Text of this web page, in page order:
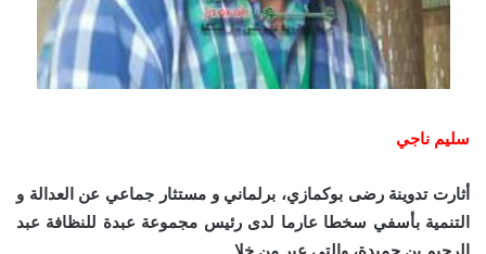
سليم ناجي
أثارت تدوينة رضى بوكمازي، برلماني و مستثار جماعي عن العدالة و
التنمية بأسفي سخطا عارما لدى رئيس مجموعة عبدة للنظافة عبد